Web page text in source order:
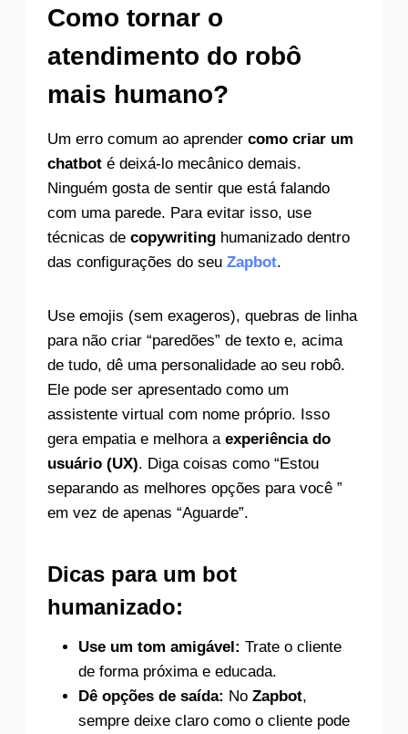
Como tornar o
atendimento do robô
mais humano?
Um erro comum ao aprender como criar um
chatbot é deixá-lo mecânico demais.
Ninguém gosta de sentir que está falando
com uma parede. Para evitar isso, use
técnicas de copywriting humanizado dentro
das configurações do seu Zapbot.
Use emojis (sem exageros), quebras de linha
para não criar “paredões” de texto e, acima
de tudo, dê uma personalidade ao seu robô.
Ele pode ser apresentado como um
assistente virtual com nome próprio. Isso
gera empatia e melhora a experiência do
usuário (UX). Diga coisas como “Estou
separando as melhores opções para você ️”
em vez de apenas “Aguarde”.
Dicas para um bot
humanizado:
Use um tom amigável: Trate o cliente
de forma próxima e educada.
Dê opções de saída: No Zapbot,
sempre deixe claro como o cliente pode